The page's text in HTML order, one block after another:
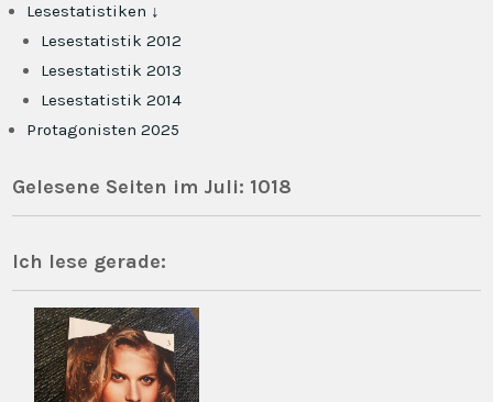
Lesestatistiken ↓
Lesestatistik 2012
Lesestatistik 2013
Lesestatistik 2014
Protagonisten 2025
Gelesene Seiten im Juli: 1018
Ich lese gerade: